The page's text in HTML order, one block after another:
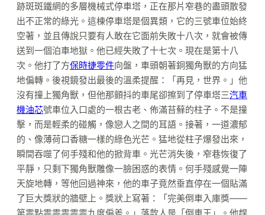
跡斑斑鐵網的多層機械式停車塔，正在那片窄巷的盡頭散發
出不正常的綠光。這棟停車塔是個異類，它的三號車位始終
空著，並且傳說只要有人敢在它面前失敗十八次，就會被傳
送到一個泊車地獄。他已經失敗了十七次。現在是第十八
次。他打了方保時捷零件向盤，車頭朝著銅獨角獸的方向猛
地偏轉。後視鏡發出最後的溫柔提醒：「再見，世界。」他
沒有撞上獨角獸，但他那顫抖的車尾卻擦到了停車塔三汽車
機油芯號車位入口處的一根古老、佈滿苔蘚的柱子。不是撞
擊，而是輕柔的碰觸，像戀人之間的耳語。接著，一道濃郁
的、像薄荷口香糖一樣的綠色光芒。猛地從柱子爆發出來，
瞬間吞噬了何手殘和他的掀背車。光芒消失後，窄巷恢復了
平靜，只剩下獨角獸雕像一臉困惑的表情。何手殘感覺一陣
天旋地轉，等他回過神來，他的車子竟然垂直停在一個貼滿
了巨大獎狀的牆壁上。獎狀上寫著：「完美倒車入庫獎——